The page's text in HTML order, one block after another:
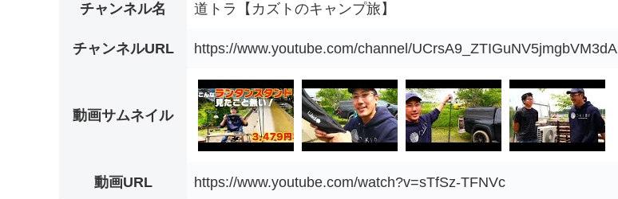
チャンネル名 道トラ【カズトのキャンプ旅】
チャンネルURL https://www.youtube.com/channel/UCrsA9_ZTIGuNV5jmgbVM3dA
動画サムネイル
動画URL https://www.youtube.com/watch?v=sTfSz-TFNVc